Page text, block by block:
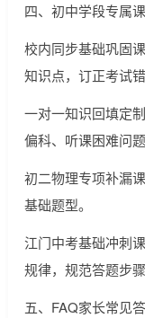
四、初中学段专属
校内同步基础巩固
知识点，订正考试错
一对一知识回填定
偏科、听课困难问题
初二物理专项补漏
基础题型。
江门中考基础冲刺
规律，规范答题步骤
五、FAQ家长常见